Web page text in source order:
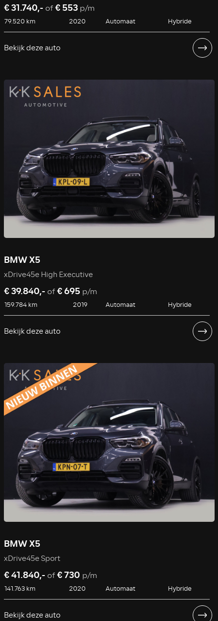
€ 31.740,- of€ 553 p/m
79.520 km 2020 Automaat Hybride
Bekijk deze auto
BMW X5
xDrive45e High Executive
€ 39.840,- of€ 695 p/m
159.784 km 2019 Automaat Hybride
Bekijk deze auto
BMW X5
xDrive45e Sport
€ 41.840,- of€ 730 p/m
141.763 km 2020 Automaat Hybride
Bekijk deze auto